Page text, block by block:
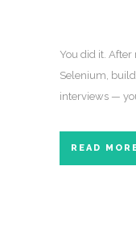
You did it.
Selenium,
interviews —
READ